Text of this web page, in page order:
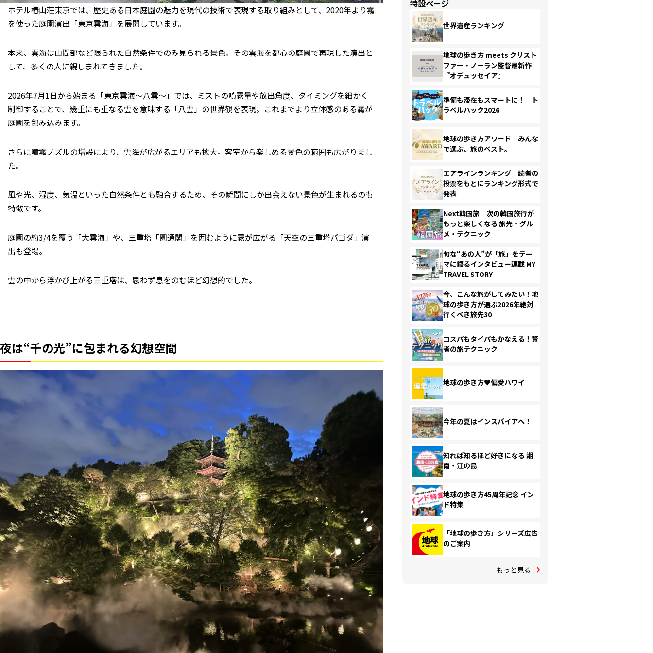
ホテル椿山荘東京では、歴史ある日本庭園の魅力を現代の技術で表現する取り組みとして、2020年より霧
を使った庭園演出「東京雲海」を展開しています。
本来、雲海は山間部など限られた自然条件でのみ見られる景色。その雲海を都心の庭園で再現した演出と
して、多くの人に親しまれてきました。
2026年7月1日から始まる「東京雲海～八雲～」では、ミストの噴霧量や放出角度、タイミングを細かく
制御することで、幾重にも重なる雲を意味する「八雲」の世界観を表現。これまでより立体感のある霧が
庭園を包み込みます。
さらに噴霧ノズルの増設により、雲海が広がるエリアも拡大。客室から楽しめる景色の範囲も広がりまし
た。
風や光、湿度、気温といった自然条件とも融合するため、その瞬間にしか出会えない景色が生まれるのも
特徴です。
庭園の約3/4を覆う「大雲海」や、三重塔「圓通閣」を囲むように霧が広がる「天空の三重塔パゴダ」演
出も登場。
雲の中から浮かび上がる三重塔は、思わず息をのむほど幻想的でした。
夜は“千の光”に包まれる幻想空間
特設ページ
世界遺産ランキング
地球の歩き方 meets クリスト
ファー・ノーラン監督最新作
『オデュッセイア』
準備も滞在もスマートに！ ト
ラベルハック2026
地球の歩き方アワード みんな
で選ぶ、旅のベスト。
エアラインランキング 読者の
投票をもとにランキング形式で
発表
Next韓国旅 次の韓国旅行が
もっと楽しくなる 旅先・グル
メ・テクニック
旬な“あの人”が「旅」をテー
マに語るインタビュー連載 MY
TRAVEL STORY
今、こんな旅がしてみたい！地
球の歩き方が選ぶ2026年絶対
行くべき旅先30
コスパもタイパもかなえる！賢
者の旅テクニック
地球の歩き方♥偏愛ハワイ
今年の夏はインスパイアへ！
知れば知るほど好きになる 湘
南・江の島
地球の歩き方45周年記念 イン
ド特集
「地球の歩き方」シリーズ広告
のご案内
もっと見る